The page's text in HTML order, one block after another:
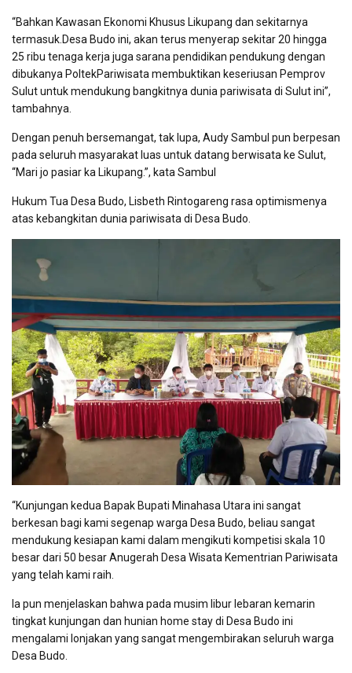
“Bahkan Kawasan Ekonomi Khusus Likupang dan sekitarnya
termasuk.Desa Budo ini, akan terus menyerap sekitar 20 hingga
25 ribu tenaga kerja juga sarana pendidikan pendukung dengan
dibukanya PoltekPariwisata membuktikan keseriusan Pemprov
Sulut untuk mendukung bangkitnya dunia pariwisata di Sulut ini”,
tambahnya.
Dengan penuh bersemangat, tak lupa, Audy Sambul pun berpesan
pada seluruh masyarakat luas untuk datang berwisata ke Sulut,
“Mari jo pasiar ka Likupang.”, kata Sambul
Hukum Tua Desa Budo, Lisbeth Rintogareng rasa optimismenya
atas kebangkitan dunia pariwisata di Desa Budo.
“Kunjungan kedua Bapak Bupati Minahasa Utara ini sangat
berkesan bagi kami segenap warga Desa Budo, beliau sangat
mendukung kesiapan kami dalam mengikuti kompetisi skala 10
besar dari 50 besar Anugerah Desa Wisata Kementrian Pariwisata
yang telah kami raih.
Ia pun menjelaskan bahwa pada musim libur lebaran kemarin
tingkat kunjungan dan hunian home stay di Desa Budo ini
mengalami lonjakan yang sangat mengembirakan seluruh warga
Desa Budo.